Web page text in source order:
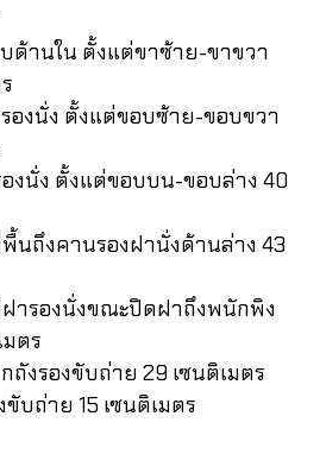
ด้านใน ตั้งแต่ขาซ้าย-ขาขวา
องนั่ง ตั้งแต่ขอบซ้าย-ขอบขวา
งนั่ง ตั้งแต่ขอบบน-ขอบล่าง 40
นถึงคานรองฝานั่งด้านล่าง 43
ารองนั่งขณะปิดฝาถึงพนักพิง
ตร
ถังรองขับถ่าย 29 เซนติเมตร
บถ่าย 15 เซนติเมตร